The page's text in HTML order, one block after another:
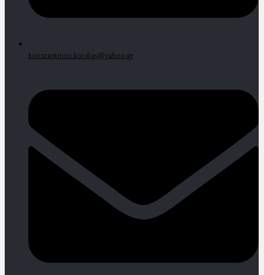
konstantinos.kordias@yahoo.gr